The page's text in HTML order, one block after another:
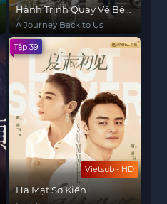
Hành Trình Quay Về Bên
Nhau
A Journey Back to Us
Vietsub - HD
Tập 39
Hạ Mạt Sơ Kiến